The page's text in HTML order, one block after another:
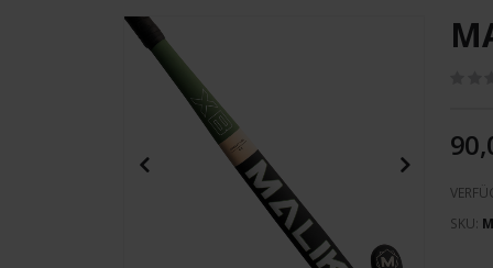
Zum
Ende
Bildergalerie
SKU